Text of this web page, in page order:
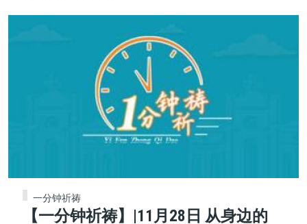
一分钟祈祷
【一分钟祈祷】|11月28日 从身边的